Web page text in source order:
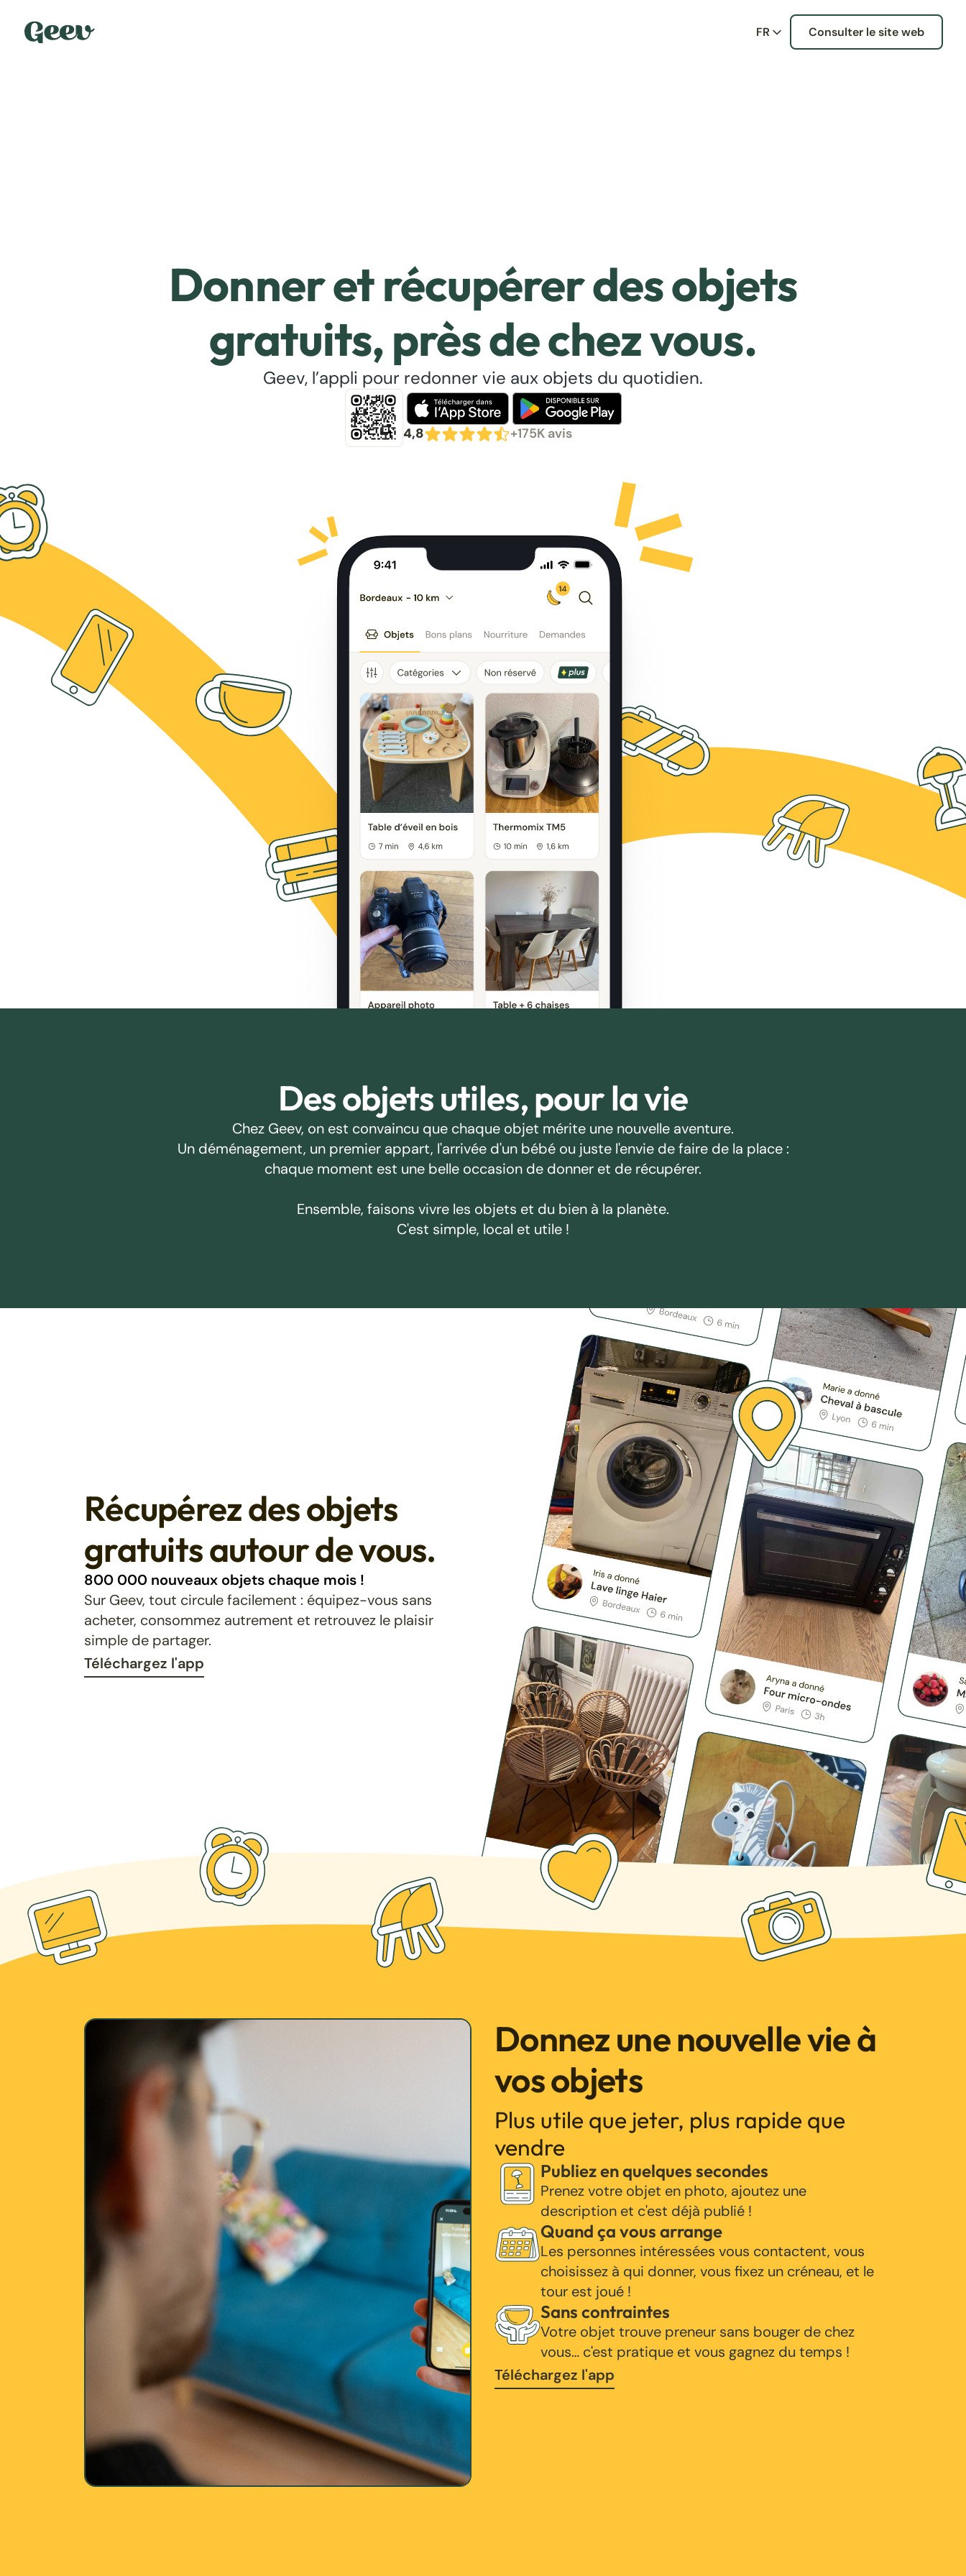
FR Consulter le site web
Donner et récupérer des objets
gratuits, près de chez vous.
Geev, l’appli pour redonner vie aux objets du quotidien.
4,8 +175K avis
Des objets utiles, pour la vie
Chez Geev, on est convaincu que chaque objet mérite une nouvelle aventure.
Un déménagement, un premier appart, l'arrivée d'un bébé ou juste l'envie de faire de la place :
chaque moment est une belle occasion de donner et de récupérer.
Ensemble, faisons vivre les objets et du bien à la planète.
C'est simple, local et utile !
Récupérez des objets
gratuits autour de vous.
800 000 nouveaux objets chaque mois !
Sur Geev, tout circule facilement : équipez-vous sans
acheter, consommez autrement et retrouvez le plaisir
simple de partager.
Téléchargez l'app
Donnez une nouvelle vie à
vos objets
Plus utile que jeter, plus rapide que
vendre
Publiez en quelques secondes
Prenez votre objet en photo, ajoutez une
description et c'est déjà publié !
Quand ça vous arrange
Les personnes intéressées vous contactent, vous
choisissez à qui donner, vous fixez un créneau, et le
tour est joué !
Sans contraintes
Votre objet trouve preneur sans bouger de chez
vous… c'est pratique et vous gagnez du temps !
Téléchargez l'app